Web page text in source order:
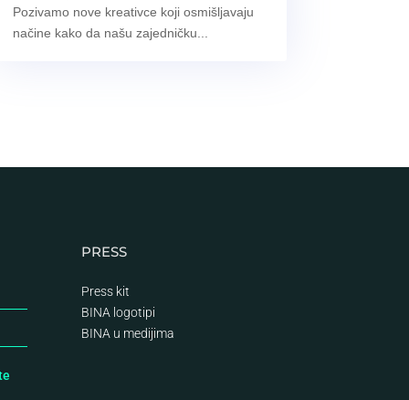
Pozivamo nove kreativce koji osmišljavaju
načine kako da našu zajedničku...
PRESS
Press kit
BINA logotipi
BINA u medijima